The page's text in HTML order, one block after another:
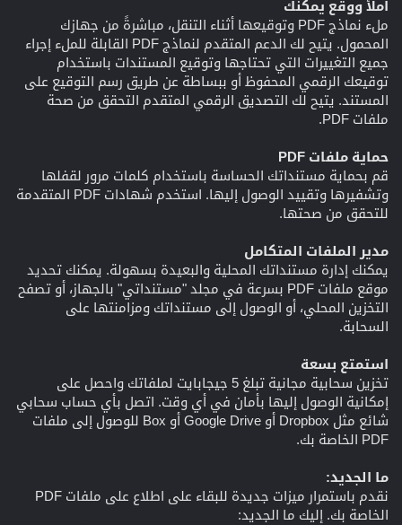
املأ ووقع يمكنك
ملء نماذج PDF وتوقيعها أثناء التنقل، مباشرةً من جهازك
المحمول. يتيح لك الدعم المتقدم لنماذج PDF القابلة للملء إجراء
جميع التغييرات التي تحتاجها وتوقيع المستندات باستخدام
توقيعك الرقمي المحفوظ أو ببساطة عن طريق رسم التوقيع على
المستند. يتيح لك التصديق الرقمي المتقدم التحقق من صحة
ملفات PDF.
حماية ملفات PDF
قم بحماية مستنداتك الحساسة باستخدام كلمات مرور لقفلها
وتشفيرها وتقييد الوصول إليها. استخدم شهادات PDF المتقدمة
للتحقق من صحتها.
مدير الملفات المتكامل
يمكنك إدارة مستنداتك المحلية والبعيدة بسهولة. يمكنك تحديد
موقع ملفات PDF بسرعة في مجلد "مستنداتي" بالجهاز، أو تصفح
التخزين المحلي، أو الوصول إلى مستنداتك ومزامنتها على
السحابة.
استمتع بسعة
تخزين سحابية مجانية تبلغ 5 جيجابايت لملفاتك واحصل على
إمكانية الوصول إليها بأمان في أي وقت. اتصل بأي حساب سحابي
شائع مثل Dropbox أو Google Drive أو Box للوصول إلى ملفات
PDF الخاصة بك.
ما الجديد:
نقدم باستمرار ميزات جديدة للبقاء على اطلاع على ملفات PDF
الخاصة بك. إليك ما الجديد: